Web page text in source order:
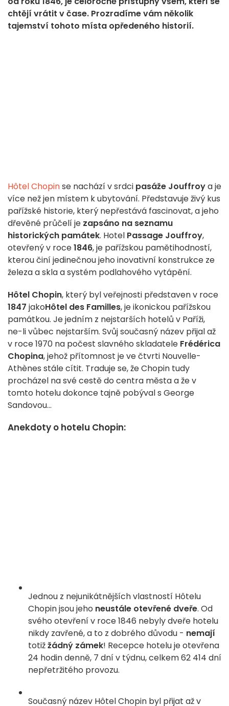
chtějí vrátit v čase. Prozradíme vám několik
tajemství tohoto místa opředeného historií.
Hôtel Chopinse nachází v srdci pasáže Jouffroya je
více než jen místem k ubytování. Představuje živý kus
pařížské historie, který nepřestává fascinovat, a jeho
dřevěné průčelí je zapsáno na seznamu
historických památek. Hotel Passage Jouffroy,
otevřený v roce1846, je pařížskou pamětihodností,
kterou činí jedinečnou jeho inovativní konstrukce ze
železa a skla a systém podlahového vytápění.
Hôtel Chopin, který byl veřejnosti představen v roce
1847 jakoHôtel des Familles, je ikonickou pařížskou
památkou. Je jedním z nejstarších hotelů v Paříži,
ne-li vůbec nejstarším. Svůj současný název přijal až
v roce 1970 na počest slavného skladatele Frédérica
Chopina, jehož přítomnost je ve čtvrti Nouvelle-
Athènes stále cítit. Traduje se, že Chopin tudy
procházel na své cestě do centra města a že v
tomto hotelu dokonce tajně pobýval s George
Sandovou...
Anekdoty o hotelu Chopin:
Jednou z nejunikátnějších vlastností Hôtelu
Chopin jsou jeho neustále otevřené dveře. Od
svého otevření v roce 1846 nebyly dveře hotelu
nikdy zavřené, a to z dobrého důvodu - nemají
totižžádný zámek! Recepce hotelu je otevřena
24 hodin denně, 7 dní v týdnu, celkem 62 414 dní
nepřetržitého provozu.
Současný název Hôtel Chopin byl přijat až v